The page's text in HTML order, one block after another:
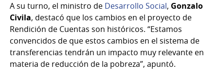
A su turno, el ministro de Desarrollo Social, Gonzalo
Civila, destacó que los cambios en el proyecto de
Rendición de Cuentas son históricos. “Estamos
convencidos de que estos cambios en el sistema de
transferencias tendrán un impacto muy relevante en
materia de reducción de la pobreza”, apuntó.